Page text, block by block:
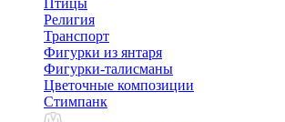
Птицы
Религия
Транспорт
Фигурки из янтаря
Фигурки-талисманы
Цветочные композиции
Стимпанк